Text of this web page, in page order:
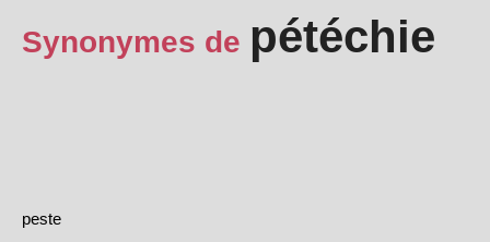
Synonymes de pétéchie
peste